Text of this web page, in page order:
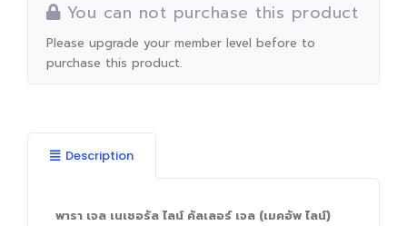
You can not purchase this product
Please upgrade your member level before to
purchase this product.
Description
พารา เจล เนเชอรัล ไลน์ คัลเลอร์ เจล (เมคอัพ ไลน์)